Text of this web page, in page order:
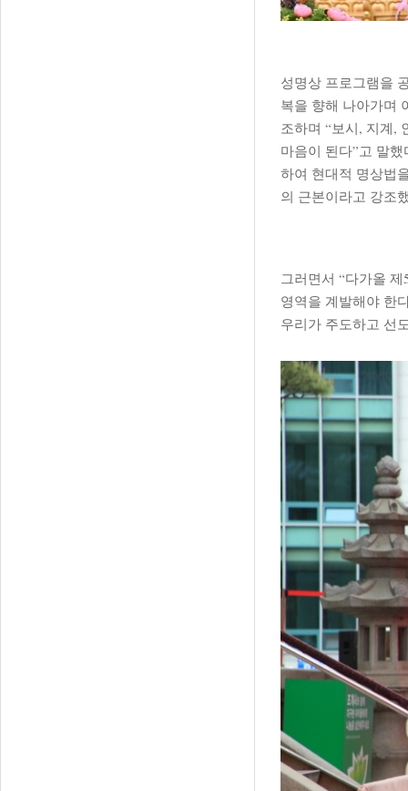
성명상 프로그램을
복을 향해 나아가며
조하며 “보시, 지계,
마음이 된다”고 말
하여 현대적 명상법
의 근본이라고 강조
그러면서 “다가올
영역을 계발해야 한
우리가 주도하고 선